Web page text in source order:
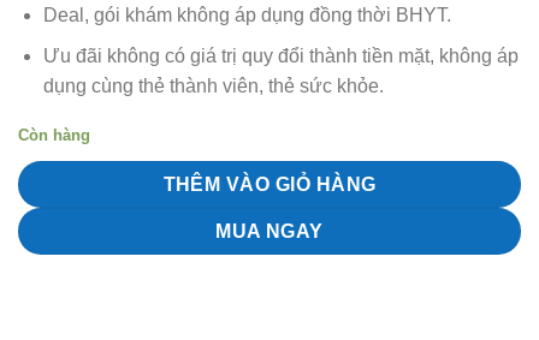
Deal, gói khám không áp dụng đồng thời BHYT.
Ưu đãi không có giá trị quy đổi thành tiền mặt, không áp
dụng cùng thẻ thành viên, thẻ sức khỏe.
Còn hàng
THÊM VÀO GIỎ HÀNG
MUA NGAY